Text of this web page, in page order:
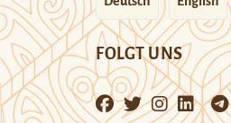
FOLGT UNS